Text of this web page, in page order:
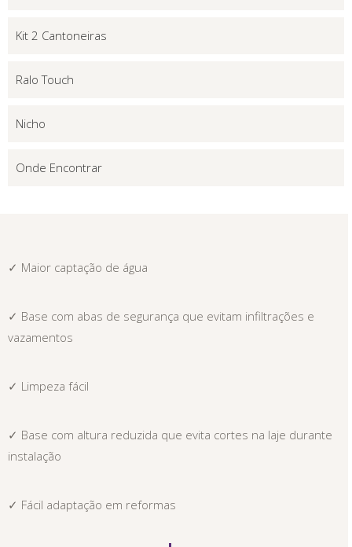
Kit 2 Cantoneiras
Ralo Touch
Nicho
Onde Encontrar
✓ Maior captação de água
✓ Base com abas de segurança que evitam infiltrações e
vazamentos
✓ Limpeza fácil
✓ Base com altura reduzida que evita cortes na laje durante
instalação
✓ Fácil adaptação em reformas